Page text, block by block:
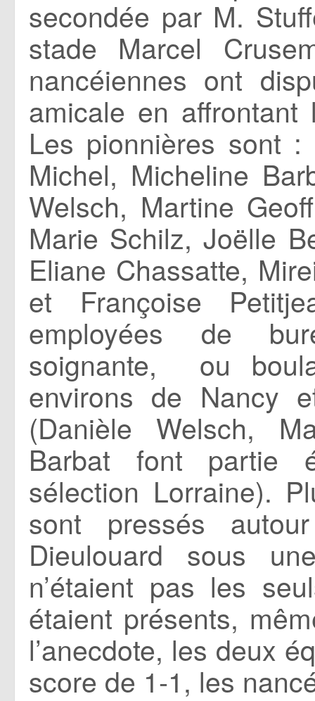
secondée par M.
stade Marcel
nancéiennes ont
amicale en affrontant
Les pionnières sont :
Michel, Micheline
Welsch, Martine
Marie Schilz, Joëlle
Eliane Chassatte,
et Françoise
employées de
soignante, ou
environs de Nancy
(Danièle Welsch,
Barbat font partie
sélection Lorraine).
sont pressés
Dieulouard sous
n’étaient pas les
étaient présents,
l’anecdote, les deux
score de 1-1, les